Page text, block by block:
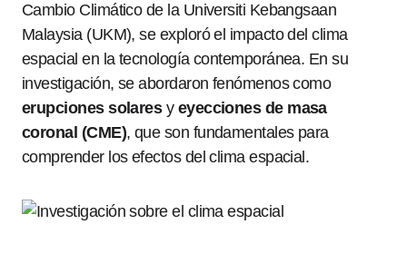
Cambio Climático de la Universiti Kebangsaan
Malaysia (UKM), se exploró el impacto del clima
espacial en la tecnología contemporánea. En su
investigación, se abordaron fenómenos como
erupciones solaresy eyecciones de masa
coronal (CME), que son fundamentales para
comprender los efectos del clima espacial.